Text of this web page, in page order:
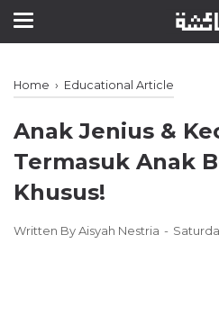
Home › Educational Article
Anak Jenius &
Termasuk Anak
Khusus!
Written ByAisyah Nestria